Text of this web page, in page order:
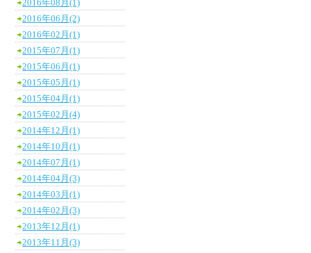
2016年08月(1)
2016年06月(2)
2016年02月(1)
2015年07月(1)
2015年06月(1)
2015年05月(1)
2015年04月(1)
2015年02月(4)
2014年12月(1)
2014年10月(1)
2014年07月(1)
2014年04月(3)
2014年03月(1)
2014年02月(3)
2013年12月(1)
2013年11月(3)